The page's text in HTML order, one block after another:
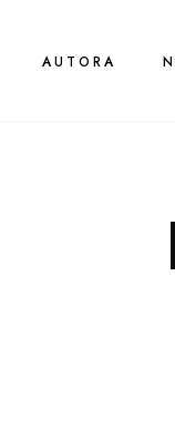
AUTORA